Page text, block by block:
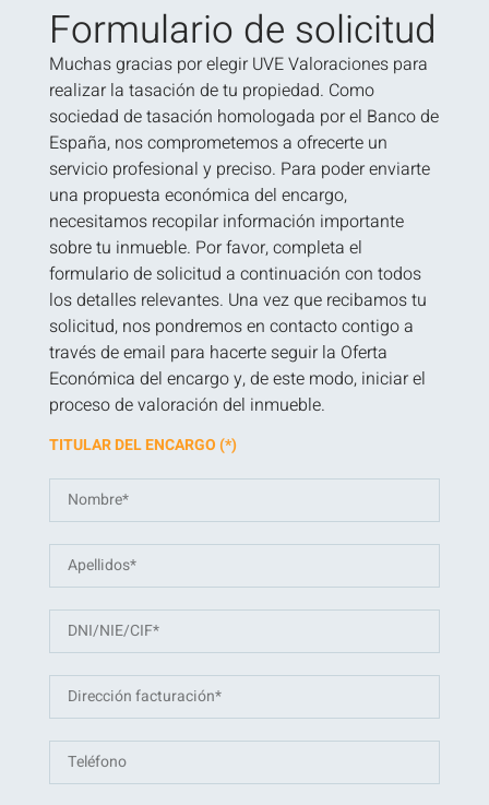
Formulario de solicitud
Muchas gracias por elegir UVE Valoraciones para
realizar la tasación de tu propiedad. Como
sociedad de tasación homologada por el Banco de
España, nos comprometemos a ofrecerte un
servicio profesional y preciso. Para poder enviarte
una propuesta económica del encargo,
necesitamos recopilar información importante
sobre tu inmueble. Por favor, completa el
formulario de solicitud a continuación con todos
los detalles relevantes. Una vez que recibamos tu
solicitud, nos pondremos en contacto contigo a
través de email para hacerte seguir la Oferta
Económica del encargo y, de este modo, iniciar el
proceso de valoración del inmueble.
TITULAR DEL ENCARGO (*)